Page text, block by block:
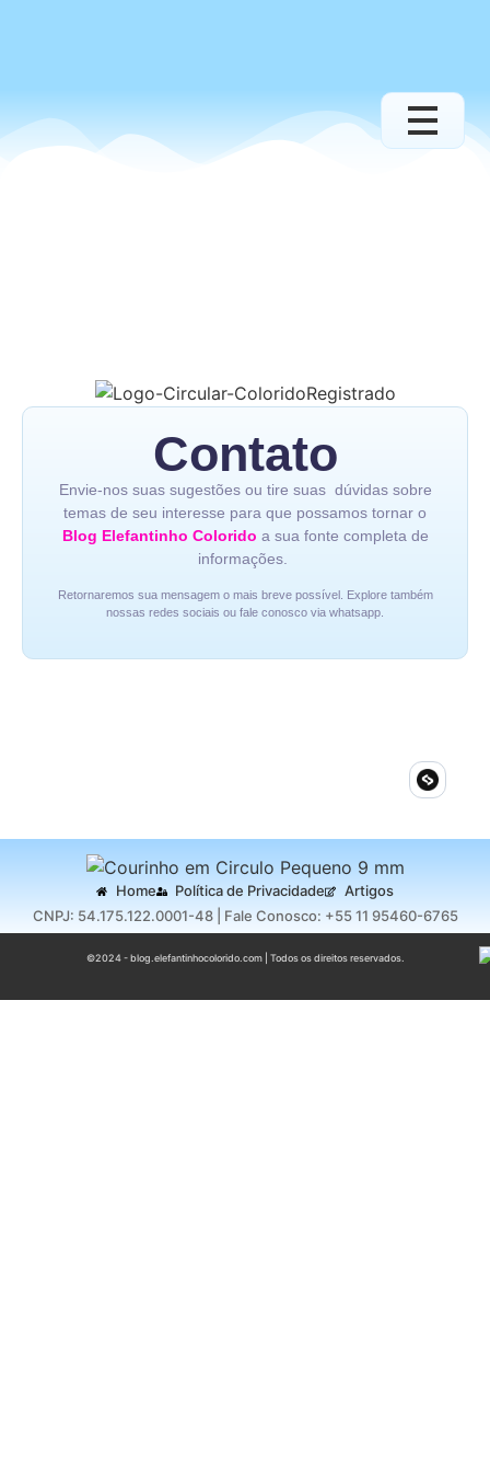
Contato
Envie-nos suas sugestões ou tire suas dúvidas sobre
temas de seu interesse para que possamos tornar o
Blog Elefantinho Colorido a sua fonte completa de
informações.
Retornaremos sua mensagem o mais breve possível. Explore também
nossas redes sociais ou fale conosco via whatsapp.
Home Política de Privacidade
Artigos
CNPJ: 54.175.122.0001-48 | Fale Conosco: +55 11 95460-6765
©2024 - blog.elefantinhocolorido.com | Todos os direitos reservados.